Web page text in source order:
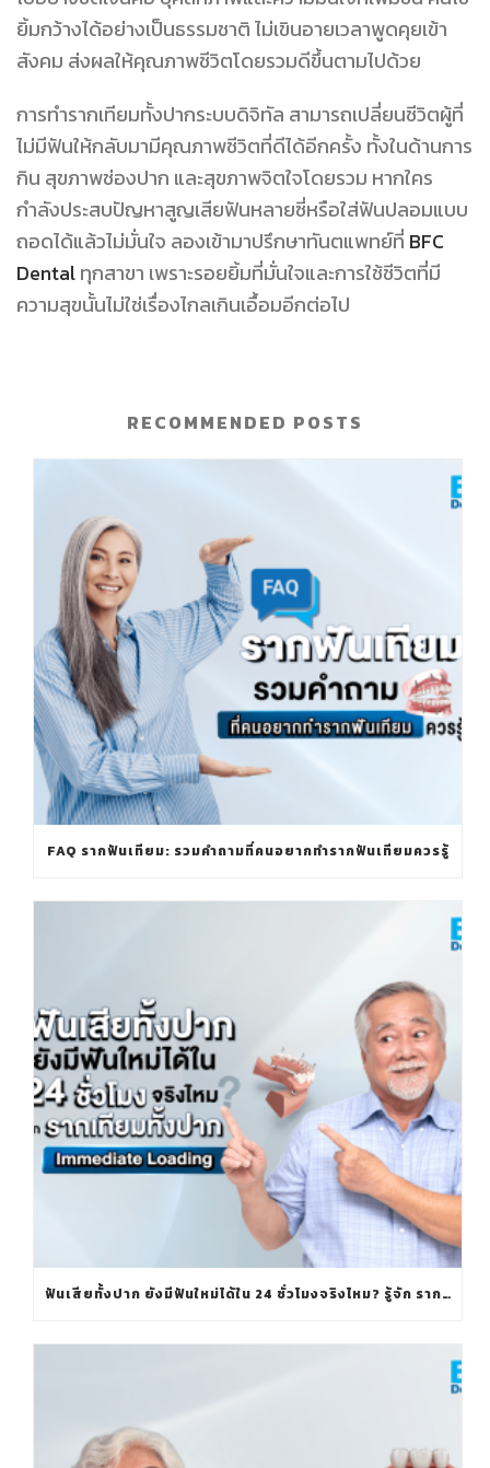
ยิ้มกว้างได้อย่างเป็นธรรมชาติ ไม่เขินอายเวลาพูดคุยเข้า
สังคม ส่งผลให้คุณภาพชีวิตโดยรวมดีขึ้นตามไปด้วย
การทำรากเทียมทั้งปากระบบดิจิทัล สามารถเปลี่ยนชีวิตผู้ที่
ไม่มีฟันให้กลับมามีคุณภาพชีวิตที่ดีได้อีกครั้ง ทั้งในด้านการ
กิน สุขภาพช่องปาก และสุขภาพจิตใจโดยรวม หากใคร
กำลังประสบปัญหาสูญเสียฟันหลายซี่หรือใส่ฟันปลอมแบบ
ถอดได้แล้วไม่มั่นใจ ลองเข้ามาปรึกษาทันตแพทย์ที่ BFC
Dentalทุกสาขา เพราะรอยยิ้มที่มั่นใจและการใช้ชีวิตที่มี
ความสุขนั้นไม่ใช่เรื่องไกลเกินเอื้อมอีกต่อไป
RECOMMENDED POSTS
FAQ รากฟันเทียม: รวมคำถามที่คนอยากทำรากฟันเทียมควรรู้
ฟันเสียทั้งปาก ยังมีฟันใหม่ได้ใน 24 ชั่วโมงจริงไหม? รู้จัก รากเทียมทั้งปาก IMMEDIATE LOADING